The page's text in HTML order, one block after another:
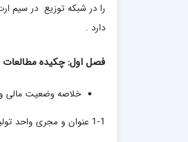
را در شبکه توزیع در سیم
دارد .
فصل اول: چکیده
خلاصه وضعیت مالی
1-1 عنوان و مجری واحد تولیدی 7